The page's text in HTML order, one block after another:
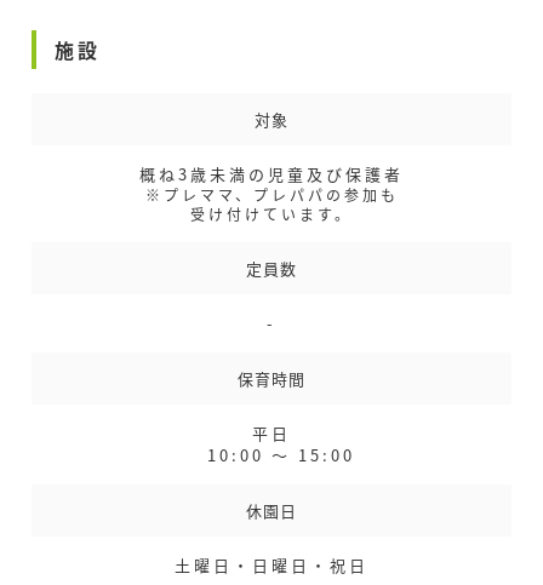
施設
対象
概ね3歳未満の児童及び保護者
※プレママ、プレパパの参加も
受け付けています。
定員数
-
保育時間
平日
10:00 〜 15:00
休園日
土曜日・日曜日・祝日